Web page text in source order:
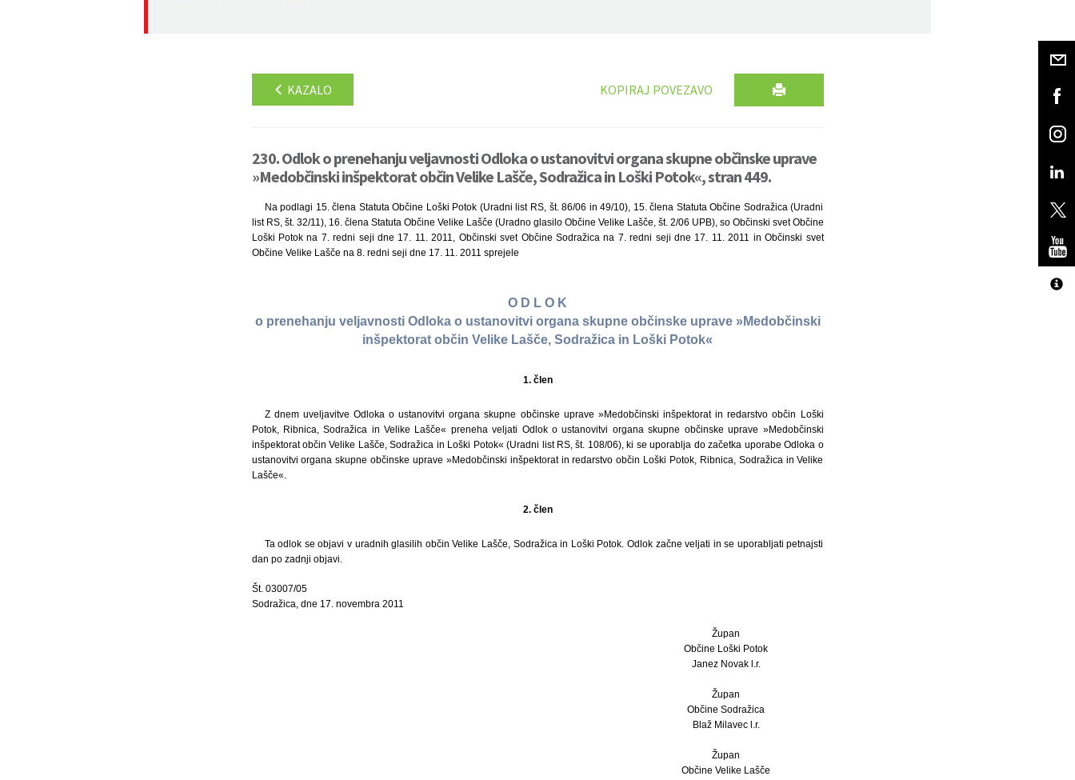
KAZALO KOPIRAJ POVEZAVO
230. Odlok o prenehanju veljavnosti Odloka o ustanovitvi organa skupne občinske uprave
»Medobčinski inšpektorat občin Velike Lašče, Sodražica in Loški Potok«, stran 449.
Na podlagi 15. člena Statuta Občine Loški Potok (Uradni list RS, št. 86/06 in 49/10), 15. člena Statuta Občine Sodražica (Uradni
list RS, št. 32/11), 16. člena Statuta Občine Velike Lašče (Uradno glasilo Občine Velike Lašče, št. 2/06 UPB), so Občinski svet Občine
Loški Potok na 7. redni seji dne 17. 11. 2011, Občinski svet Občine Sodražica na 7. redni seji dne 17. 11. 2011 in Občinski svet
Občine Velike Lašče na 8. redni seji dne 17. 11. 2011 sprejele
O D L O K
o prenehanju veljavnosti Odloka o ustanovitvi organa skupne občinske uprave »Medobčinski
inšpektorat občin Velike Lašče, Sodražica in Loški Potok«
1. člen
Z dnem uveljavitve Odloka o ustanovitvi organa skupne občinske uprave »Medobčinski inšpektorat in redarstvo občin Loški
Potok, Ribnica, Sodražica in Velike Lašče« preneha veljati Odlok o ustanovitvi organa skupne občinske uprave »Medobčinski
inšpektorat občin Velike Lašče, Sodražica in Loški Potok« (Uradni list RS, št. 108/06), ki se uporablja do začetka uporabe Odloka o
ustanovitvi organa skupne občinske uprave »Medobčinski inšpektorat in redarstvo občin Loški Potok, Ribnica, Sodražica in Velike
Lašče«.
2. člen
Ta odlok se objavi v uradnih glasilih občin Velike Lašče, Sodražica in Loški Potok. Odlok začne veljati in se uporabljati petnajsti
dan po zadnji objavi.
Št. 03007/05
Sodražica, dne 17. novembra 2011
Župan
Občine Loški Potok
Janez Novak l.r.
Župan
Občine Sodražica
Blaž Milavec l.r.
Župan
Občine Velike Lašče